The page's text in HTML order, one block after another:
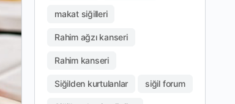
makat siğilleri
Rahim ağzı kanseri
Rahim kanseri
Siğilden kurtulanlar siğil forum